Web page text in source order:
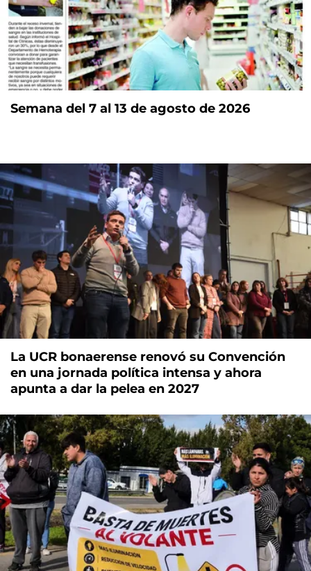
Semana del 7 al 13 de agosto de 2026
La UCR bonaerense renovó su Convención
en una jornada política intensa y ahora
apunta a dar la pelea en 2027